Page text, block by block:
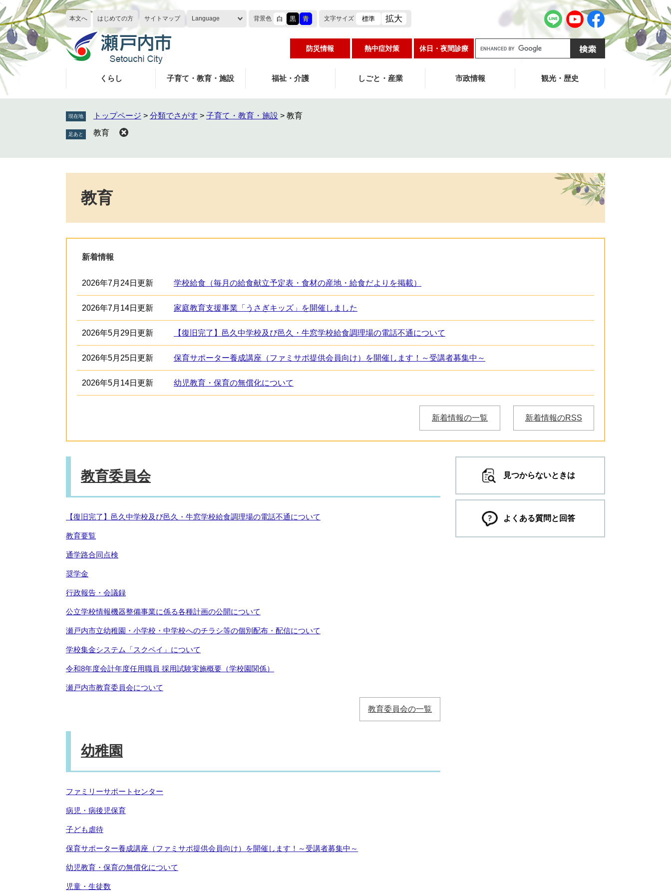
ペ
ー
ジ
の
先
頭
で
す
メ
ニ
ュ
ー
を
飛
ば
し
本文へ はじめての方 サイトマップ Language 背景色 白 黒 青 文字サイズ 標準 拡大
防災情報 熱中症対策 休日・夜間診療
g
e
くらし 子育て・教育・施設 福祉・介護 しごと・産業 市政情報 観光・歴史
現在地 トップページ > 分類でさがす > 子育て・教育・施設 > 教育
教育
教育
新着情報
2026年7月24日更新 学校給食（毎月の給食献立予定表・食材の産地・給食だよりを掲載）
2026年7月14日更新 家庭教育支援事業「うさぎキッズ」を開催しました
2026年5月29日更新 【復旧完了】邑久中学校及び邑久・牛窓学校給食調理場の電話不通について
2026年5月25日更新 保育サポーター養成講座（ファミサポ提供会員向け）を開催します！～受講者募集中～
2026年5月14日更新 幼児教育・保育の無償化について
新着情報の一覧 新着情報のRSS
教育委員会
【復旧完了】邑久中学校及び邑久・牛窓学校給食調理場の電話不通について
教育要覧
通学路合同点検
奨学金
行政報告・会議録
公立学校情報機器整備事業に係る各種計画の公開について
瀬戸内市立幼稚園・小学校・中学校へのチラシ等の個別配布・配信について
学校集金システム「スクペイ」について
令和8年度会計年度任用職員 採用試験実施概要（学校園関係）
瀬戸内市教育委員会について
教育委員会の一覧
幼稚園
ファミリーサポートセンター
病児・病後児保育
子ども虐待
保育サポーター養成講座（ファミサポ提供会員向け）を開催します！～受講者募集中～
幼児教育・保育の無償化について
児童・生徒数
見つからないときは
よくある質問と回答